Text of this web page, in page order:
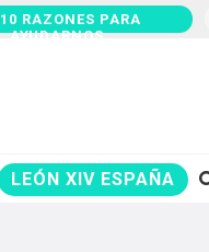
10 RAZONES PARA
AYUDARNOS
LEÓN XIV ESPAÑA